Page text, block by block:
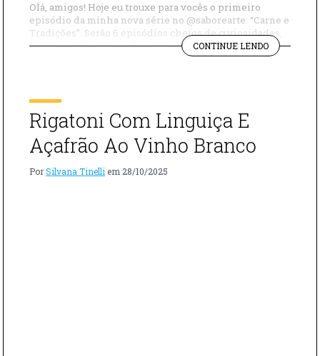
Olá, amigos! Hoje eu trouxe para vocês o primeiro
episódio da minha nova série no @saborearte: “Carne e
Tradições”. Serão 6 episódios cheios de curiosidades,
técnicas e histórias sobre diferentes cortes e regiões. E
para começar com o pé direito, preparamos um
[…]
CONTINUE LENDO
DE
Rigatoni Com Linguiça E
Açafrão Ao Vinho Branco
PorSilvana Tinelli em 28/10/2025